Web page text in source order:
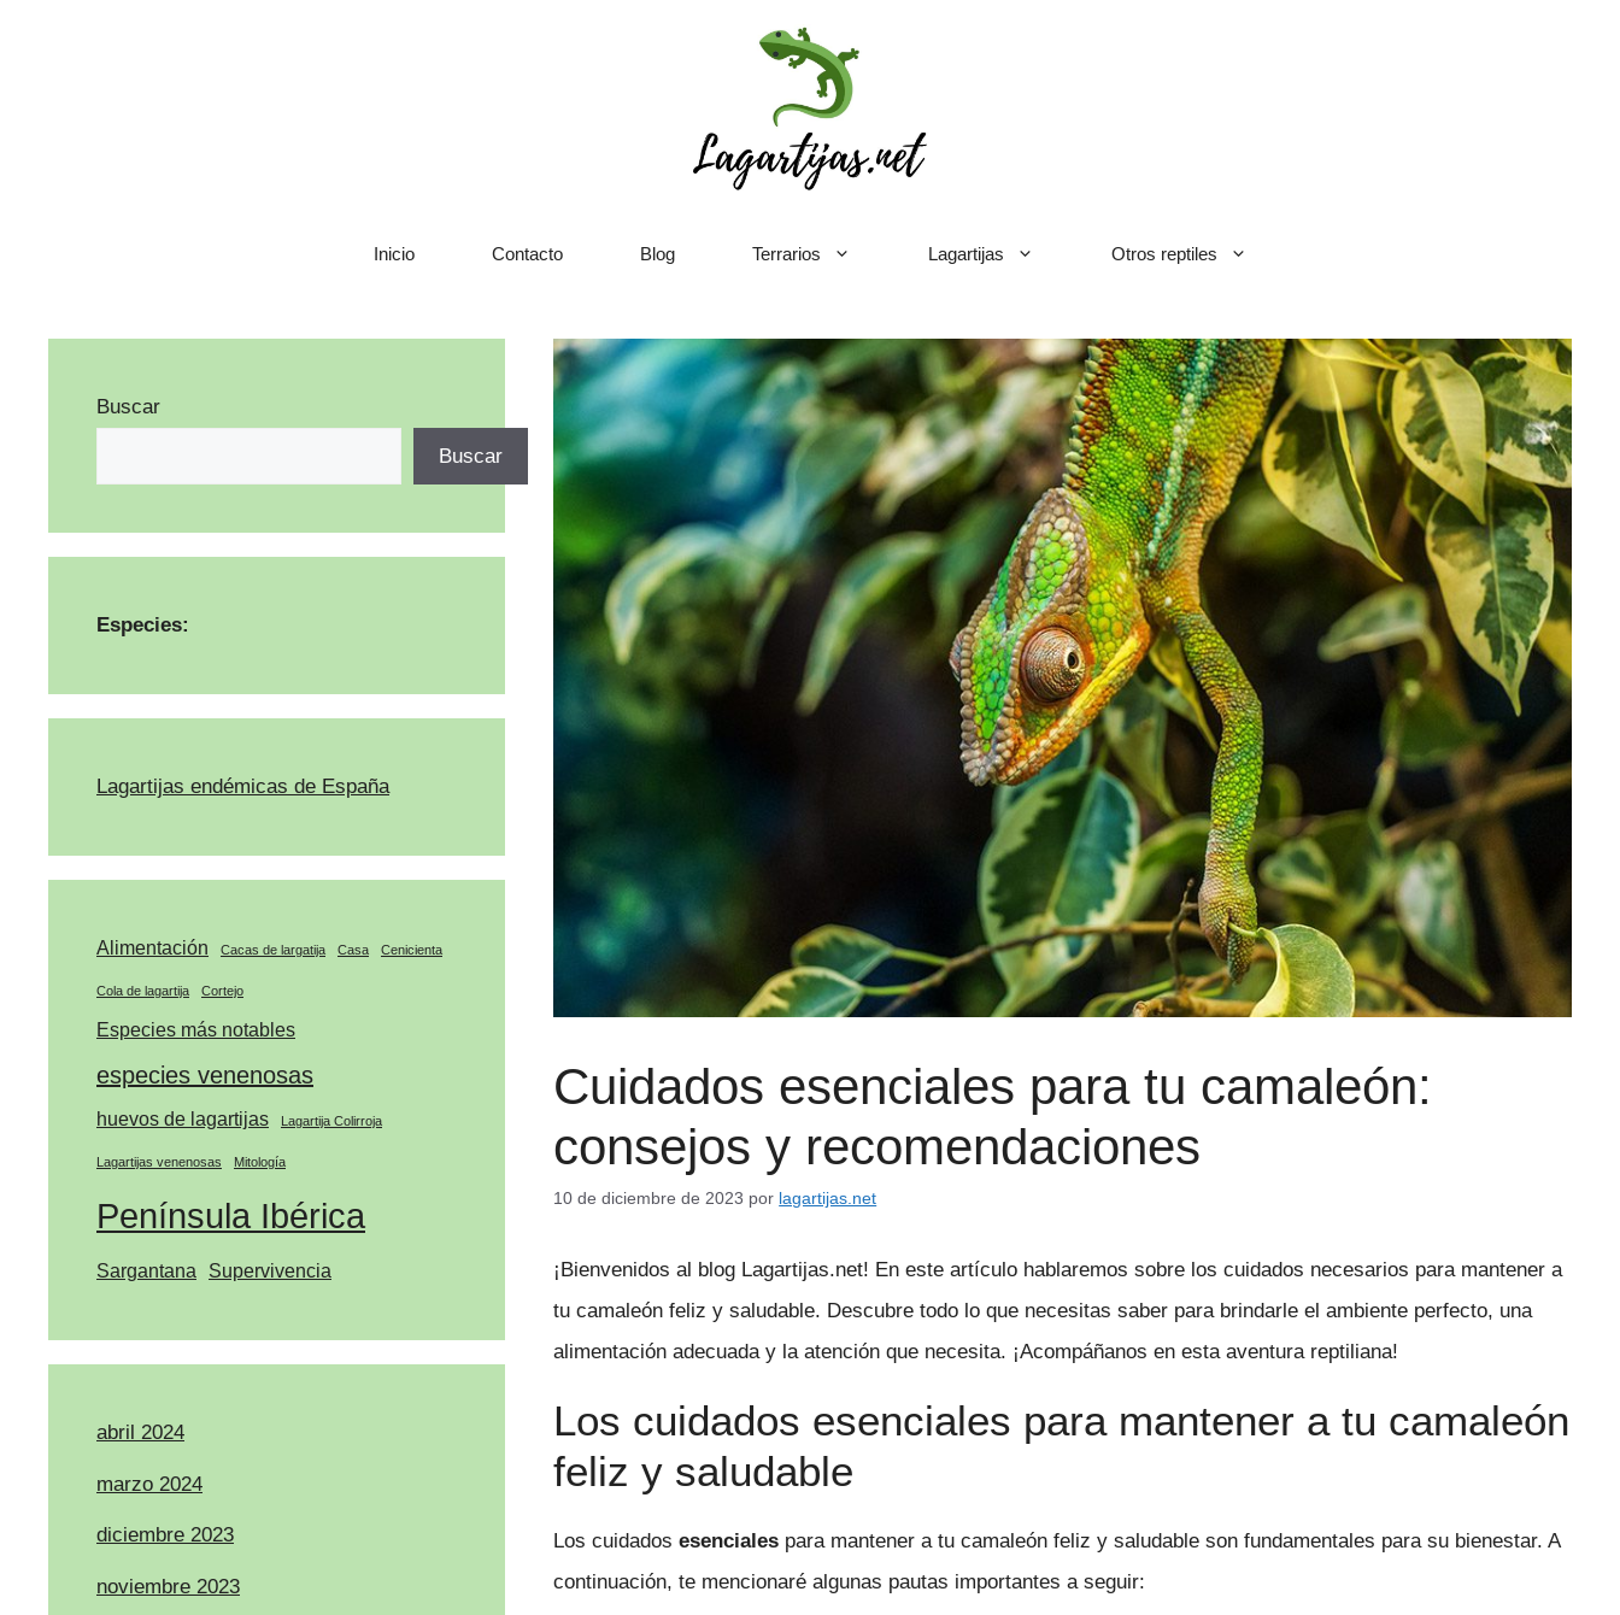
Inicio Contacto Blog Terrarios Lagartijas Otros reptiles
Cuidados esenciales para tu camaleón:
consejos y recomendaciones
10 de diciembre de 2023 por lagartijas.net
¡Bienvenidos al blog Lagartijas.net! En este artículo hablaremos sobre los cuidados necesarios para mantener a
tu camaleón feliz y saludable. Descubre todo lo que necesitas saber para brindarle el ambiente perfecto, una
alimentación adecuada y la atención que necesita. ¡Acompáñanos en esta aventura reptiliana!
Los cuidados esenciales para mantener a tu camaleón
feliz y saludable
Los cuidadosesenciales para mantener a tu camaleón feliz y saludable son fundamentales para su bienestar. A
continuación, te mencionaré algunas pautas importantes a seguir:
Buscar
Buscar
Especies:
Lagartijas endémicas de España
Alimentación Cacas de largatija Casa Cenicienta
Cola de lagartija Cortejo
Especies más notables
especies venenosas
huevos de lagartijas Lagartija Colirroja
Lagartijas venenosas Mitología
Península Ibérica
Sargantana Supervivencia
abril 2024
marzo 2024
diciembre 2023
noviembre 2023